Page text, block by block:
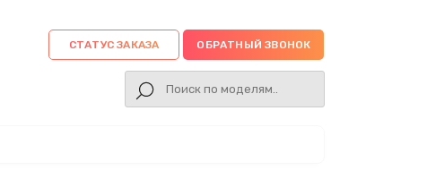
СТАТУС ЗАКАЗА ОБРАТНЫЙ ЗВОНОК